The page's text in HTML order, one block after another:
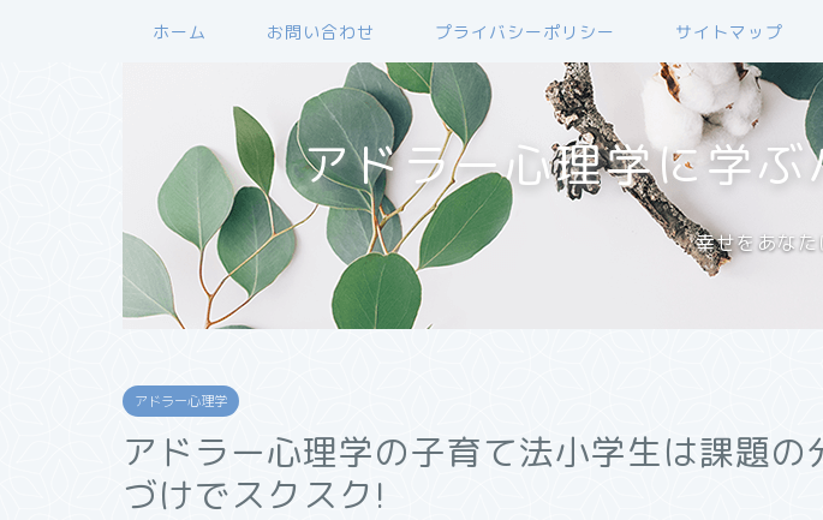
ホーム お問い合わせ プライバシーポリシー サイトマップ
アドラー心理学に学
幸せをあなた
アドラー心理学
アドラー心理学の子育て法小学生は課題の
づけでスクスク!